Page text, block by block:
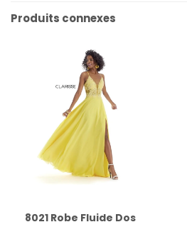
Produits connexes
8021 Robe Fluide Dos